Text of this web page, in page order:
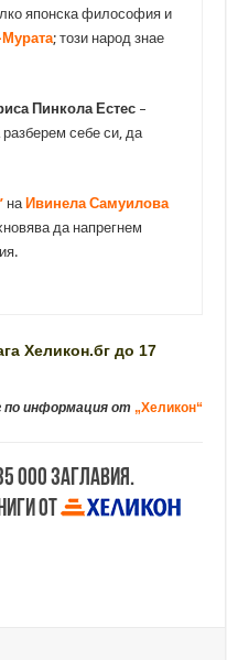
японска философия и
; този народ знае
Пинкола Естес –
себе си, да
наИвинела Самуилова
да напрегнем
Хеликон.бг до 17
по информация от „Хеликон“
000 заглавия.
от